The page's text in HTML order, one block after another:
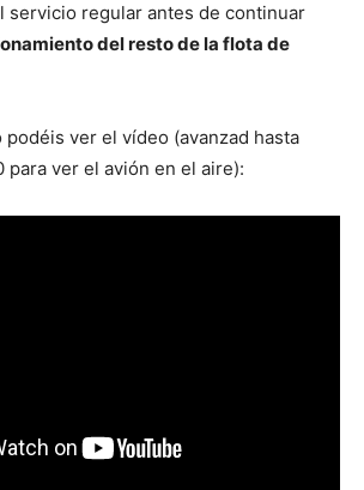
servicio regular antes de continuar
del resto de la flota de
ver el vídeo (avanzad hasta
ver el avión en el aire):